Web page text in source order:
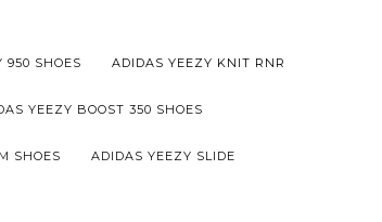
950 SHOES ADIDAS YEEZY KNIT RNR
YEEZY BOOST 350 SHOES
SHOES ADIDAS YEEZY SLIDE